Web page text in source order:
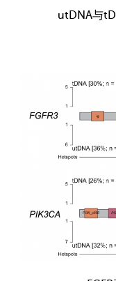
utDNA与